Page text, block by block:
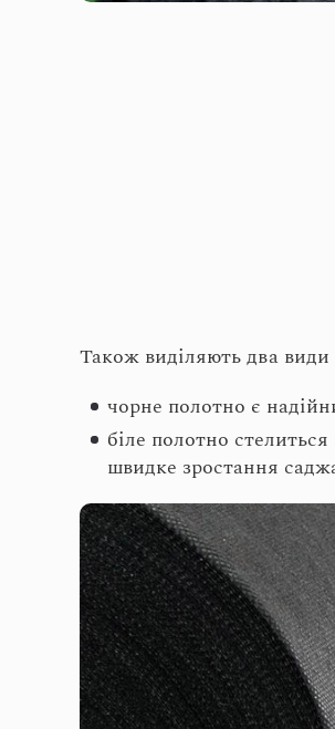
Також виділяють два
чорне полотно є
біле полотно
швидке зростання